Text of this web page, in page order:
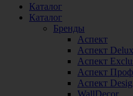
Каталог
Каталог
Бренды
Аспект
Аспект
Аспект
Аспект
Аспект
WallDecor